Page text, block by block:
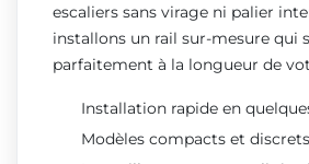
escaliers sans virage ni palier
installons un rail sur-mesure qui
parfaitement à la longueur de
Installation rapide en
Modèles compacts et discrets